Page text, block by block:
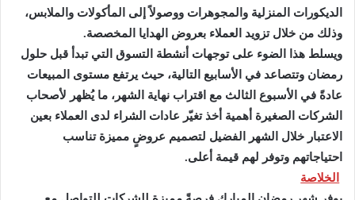
الديكورات المنزلية والمجوهرات ووصولاً إلى المأكولات والملابس،
وذلك من خلال تزويد العملاء بعروض الهدايا المخصصة.
ويسلط هذا الضوء على توجهات أنشطة التسوق التي تبدأ قبل حلول
رمضان وتتصاعد في الأسابيع التالية، حيث يرتفع مستوى المبيعات
عادةً في الأسبوع الثالث مع اقتراب نهاية الشهر، ما يُظهر لأصحاب
الشركات الصغيرة أهمية أخذ تغيّر عادات الشراء لدى العملاء بعين
الاعتبار خلال الشهر الفضيل لتصميم عروضٍ مميزة تناسب
احتياجاتهم وتوفر لهم قيمة أعلى.
الخلاصة